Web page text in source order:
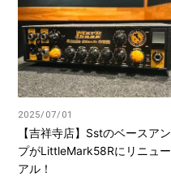
2025/07/01
【吉祥寺店】Sstのベースアン
プがLittleMark58Rにリニュー
アル！